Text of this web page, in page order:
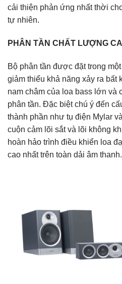
cải thiện phản ứng nhất thời
tự nhiên.
PHÂN TẦN CHẤT LƯỢNG
Bộ phân tần được đặt trong
giảm thiểu khả năng xảy ra
nam châm của loa bass lớn và
phân tần. Đặc biệt chú ý đến
thành phần như tụ điện Mylar
cuộn cảm lõi sắt và lõi không
hoàn hảo trình điều khiển loa
cao nhất trên toàn dải âm thanh.